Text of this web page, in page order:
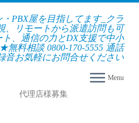
PBX屋を目指してます_クラ
、リモートから派遣訪問も可
、通信の力とDX支援で中小
料相談 0800-170-5555 通話
音お気軽にお問合せください
Menu
代理店様募集